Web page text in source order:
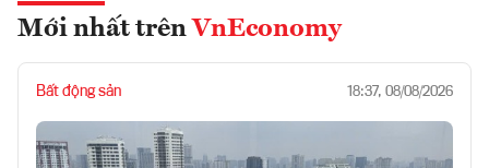
Mới nhất trên VnEconomy
Bất động sản 18:37, 08/08/2026